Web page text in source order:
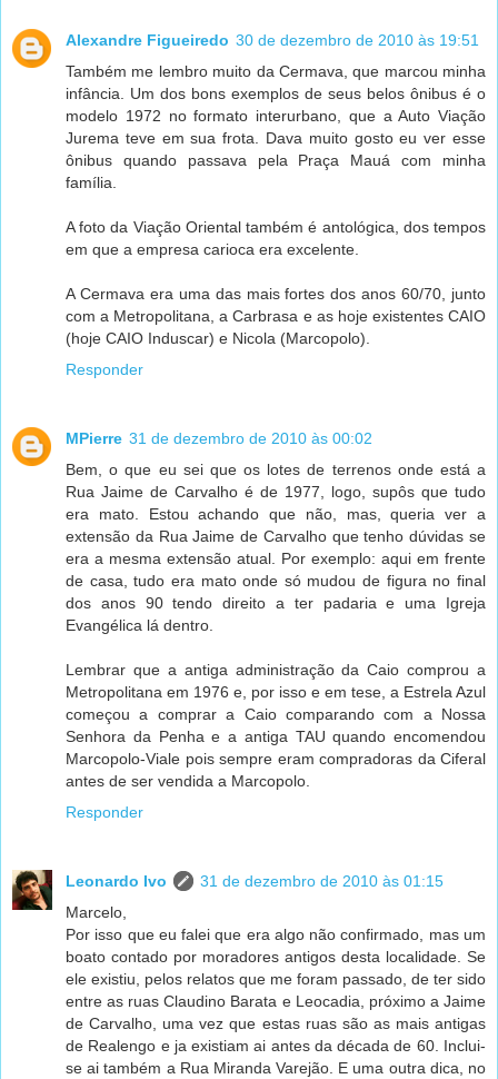
Alexandre Figueiredo 30 de dezembro de 2010 às 19:51
Também me lembro muito da Cermava, que marcou minha
infância. Um dos bons exemplos de seus belos ônibus é o
modelo 1972 no formato interurbano, que a Auto Viação
Jurema teve em sua frota. Dava muito gosto eu ver esse
ônibus quando passava pela Praça Mauá com minha
família.
A foto da Viação Oriental também é antológica, dos tempos
em que a empresa carioca era excelente.
A Cermava era uma das mais fortes dos anos 60/70, junto
com a Metropolitana, a Carbrasa e as hoje existentes CAIO
(hoje CAIO Induscar) e Nicola (Marcopolo).
Responder
MPierre 31 de dezembro de 2010 às 00:02
Bem, o que eu sei que os lotes de terrenos onde está a
Rua Jaime de Carvalho é de 1977, logo, supôs que tudo
era mato. Estou achando que não, mas, queria ver a
extensão da Rua Jaime de Carvalho que tenho dúvidas se
era a mesma extensão atual. Por exemplo: aqui em frente
de casa, tudo era mato onde só mudou de figura no final
dos anos 90 tendo direito a ter padaria e uma Igreja
Evangélica lá dentro.
Lembrar que a antiga administração da Caio comprou a
Metropolitana em 1976 e, por isso e em tese, a Estrela Azul
começou a comprar a Caio comparando com a Nossa
Senhora da Penha e a antiga TAU quando encomendou
Marcopolo-Viale pois sempre eram compradoras da Ciferal
antes de ser vendida a Marcopolo.
Responder
Leonardo Ivo
31 de dezembro de 2010 às 01:15
Marcelo,
Por isso que eu falei que era algo não confirmado, mas um
boato contado por moradores antigos desta localidade. Se
ele existiu, pelos relatos que me foram passado, de ter sido
entre as ruas Claudino Barata e Leocadia, próximo a Jaime
de Carvalho, uma vez que estas ruas são as mais antigas
de Realengo e ja existiam ai antes da década de 60. Inclui-
se ai também a Rua Miranda Varejão. E uma outra dica, no